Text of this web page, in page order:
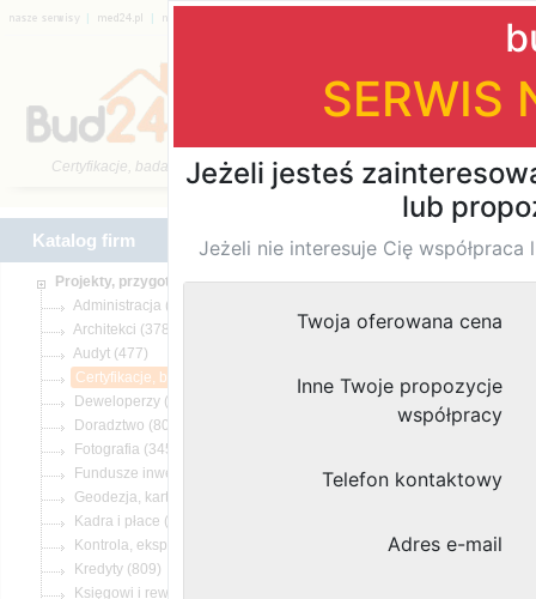
| |
Certyfikacje, badanie jakości
Katalog firm
Katalog firm
(6755)
(3781)
(477)
(298)
(1188)
(8058)
(3453)
(36)
(809)
Znaleziono